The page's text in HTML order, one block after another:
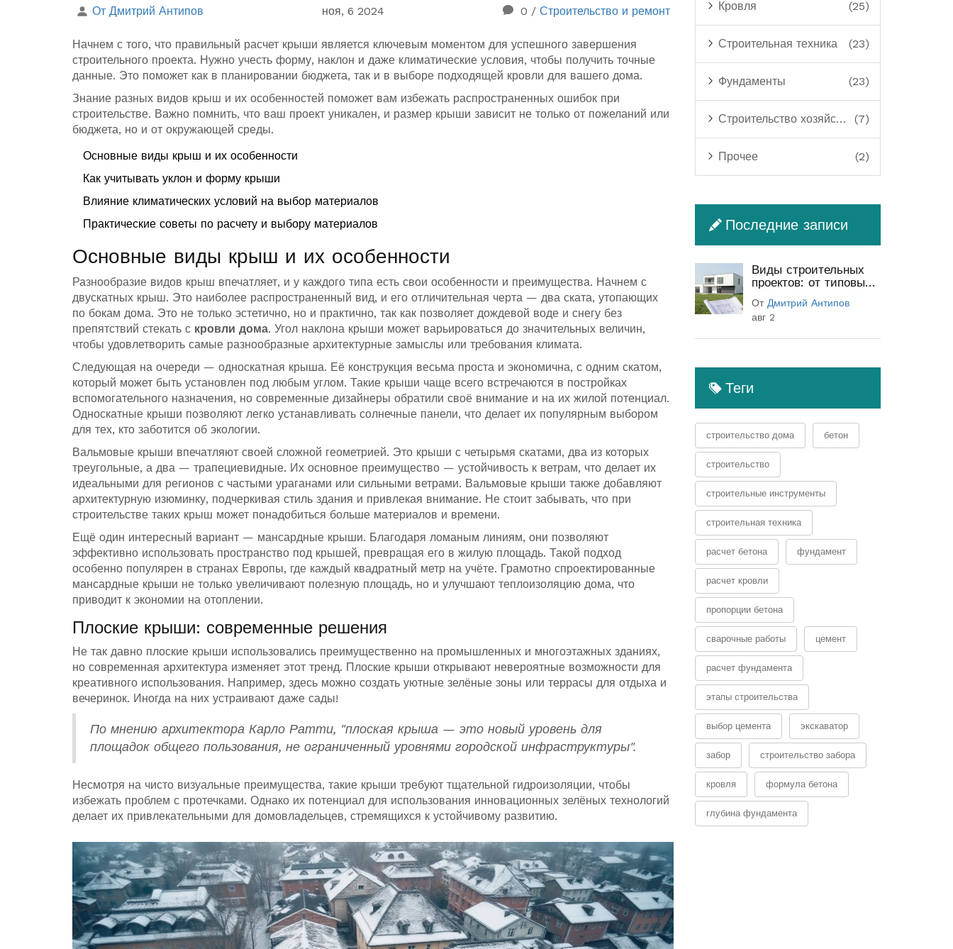
От Дмитрий Антипов ноя, 6 2024 0 / Строительство и ремонт
Начнем с того, что правильный расчет крыши является ключевым моментом для успешного завершения
строительного проекта. Нужно учесть форму, наклон и даже климатические условия, чтобы получить точные
данные. Это поможет как в планировании бюджета, так и в выборе подходящей кровли для вашего дома.
Знание разных видов крыш и их особенностей поможет вам избежать распространенных ошибок при
строительстве. Важно помнить, что ваш проект уникален, и размер крыши зависит не только от пожеланий или
бюджета, но и от окружающей среды.
Основные виды крыш и их особенности
Как учитывать уклон и форму крыши
Влияние климатических условий на выбор материалов
Практические советы по расчету и выбору материалов
Основные виды крыш и их особенности
Разнообразие видов крыш впечатляет, и у каждого типа есть свои особенности и преимущества. Начнем с
двускатных крыш. Это наиболее распространенный вид, и его отличительная черта — два ската, утопающих
по бокам дома. Это не только эстетично, но и практично, так как позволяет дождевой воде и снегу без
препятствий стекать с кровли дома. Угол наклона крыши может варьироваться до значительных величин,
чтобы удовлетворить самые разнообразные архитектурные замыслы или требования климата.
Следующая на очереди — односкатная крыша. Её конструкция весьма проста и экономична, с одним скатом,
который может быть установлен под любым углом. Такие крыши чаще всего встречаются в постройках
вспомогательного назначения, но современные дизайнеры обратили своё внимание и на их жилой потенциал.
Односкатные крыши позволяют легко устанавливать солнечные панели, что делает их популярным выбором
для тех, кто заботится об экологии.
Вальмовые крыши впечатляют своей сложной геометрией. Это крыши с четырьмя скатами, два из которых
треугольные, а два — трапециевидные. Их основное преимущество — устойчивость к ветрам, что делает их
идеальными для регионов с частыми ураганами или сильными ветрами. Вальмовые крыши также добавляют
архитектурную изюминку, подчеркивая стиль здания и привлекая внимание. Не стоит забывать, что при
строительстве таких крыш может понадобиться больше материалов и времени.
Ещё один интересный вариант — мансардные крыши. Благодаря ломаным линиям, они позволяют
эффективно использовать пространство под крышей, превращая его в жилую площадь. Такой подход
особенно популярен в странах Европы, где каждый квадратный метр на учёте. Грамотно спроектированные
мансардные крыши не только увеличивают полезную площадь, но и улучшают теплоизоляцию дома, что
приводит к экономии на отоплении.
Плоские крыши: современные решения
Не так давно плоские крыши использовались преимущественно на промышленных и многоэтажных зданиях,
но современная архитектура изменяет этот тренд. Плоские крыши открывают невероятные возможности для
креативного использования. Например, здесь можно создать уютные зелёные зоны или террасы для отдыха и
вечеринок. Иногда на них устраивают даже сады!
По мнению архитектора Карло Ратти, "плоская крыша — это новый уровень для
площадок общего пользования, не ограниченный уровнями городской инфраструктуры".
Несмотря на чисто визуальные преимущества, такие крыши требуют тщательной гидроизоляции, чтобы
избежать проблем с протечками. Однако их потенциал для использования инновационных зелёных технологий
делает их привлекательными для домовладельцев, стремящихся к устойчивому развитию.
Кровля (25)
Строительная техника (23)
Фундаменты (23)
Строительство хозяйственных построек (7)
Прочее (2)
Последние записи
Виды строительных
проектов: от типовых
(полный гид)
От Дмитрий Антипов
авг 2
Теги
строительство дома бетон
строительство
строительные инструменты
строительная техника
расчет бетона фундамент
расчет кровли
пропорции бетона
сварочные работы цемент
расчет фундамента
этапы строительства
выбор цемента экскаватор
забор строительство забора
кровля формула бетона
глубина фундамента